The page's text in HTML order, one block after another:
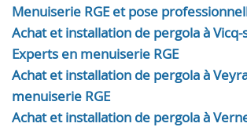
Menuiserie RGE et pose
Achat et installation de pergola à
Experts en menuiserie RGE
Achat et installation de pergola à
menuiserie RGE
Achat et installation de pergola à